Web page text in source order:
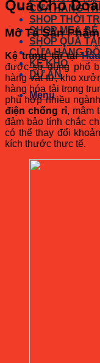
CỬA HÀNG
SHOP THỜI
SHOP MẸ& BÉ
SHOP QUÀ
CỬA HÀNG
KỆ KHO
DỰ ÁN
Menu
Quả Cho
Mô Tả Sản
Kệ trung tải tại
được sử dụng phổ
hàng vật tư, kho
hàng hóa tải trọng
phù hợp nhiều
điện chống rỉ, mâm
đảm bảo tính chắc
có thể thay đổi
kích thước thực tế.